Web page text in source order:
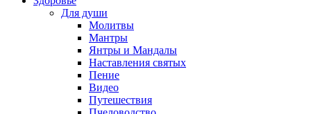
Для души
Молитвы
Мантры
Янтры и Мандалы
Наставления святых
Пение
Видео
Путешествия